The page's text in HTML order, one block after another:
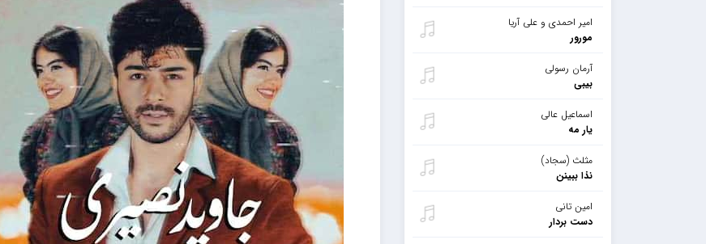
امیر احمدی و علی آریا
مورور
آرمان رسولی
بیبی
اسماعیل عالی
یار مه
مثلث (سجاد)
نذا ببینن
امین تانی
دست بردار